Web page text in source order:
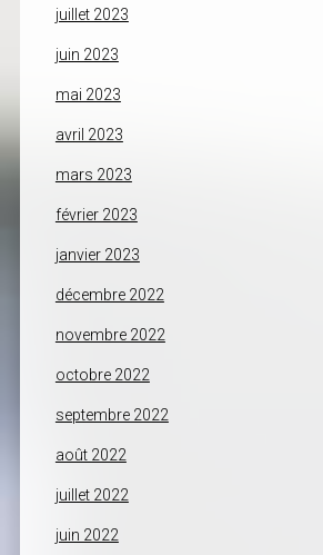
juillet 2023
juin 2023
mai 2023
avril 2023
mars 2023
février 2023
janvier 2023
décembre 2022
novembre 2022
octobre 2022
septembre 2022
août 2022
juillet 2022
juin 2022